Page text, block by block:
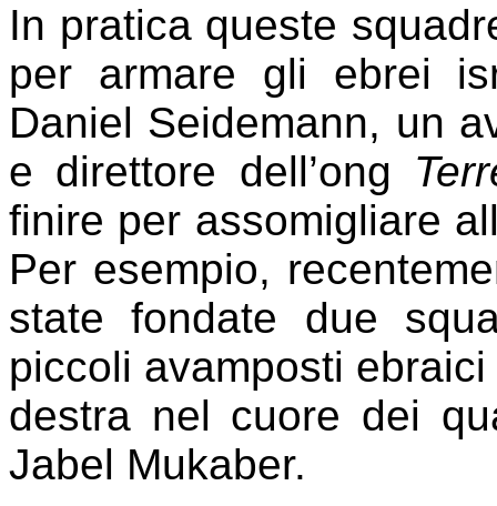
In pratica queste
per armare gli ebrei
Daniel Seidemann, un
e direttore dell’ong
finire per assomigliare
Per esempio,
state fondate due
piccoli avamposti
destra nel cuore dei
Jabel Mukaber.